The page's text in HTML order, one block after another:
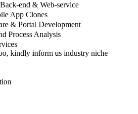
end & Web-service
App Clones
& Portal Development
Process Analysis
kindly inform us industry niche